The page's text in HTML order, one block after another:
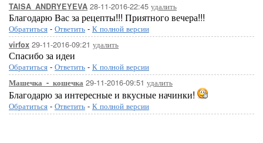
TAISA_ANDRYEYEVA 28-11-2016-22:45 удалить
Благодарю Вас за рецепты!!! Приятного вечера!!!
Обратиться - Ответить - К полной версии
virfox 29-11-2016-09:21 удалить
Спасибо за идеи
Обратиться - Ответить - К полной версии
Машечка_-_кошечка 29-11-2016-09:51 удалить
Благодарю за интересные и вкусные начинки!
Обратиться - Ответить - К полной версии